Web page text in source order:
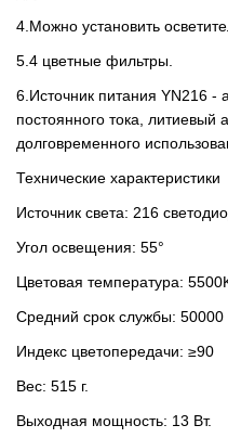
4.Можно установить
5.4 цветные фильтры.
6.Источник питания YN216 -
постоянного тока, литиевый
долговременного
Технические характеристики
Источник света: 216
Угол освещения: 55°
Цветовая температура:
Средний срок службы: 50000
Индекс цветопередачи: ≥90
Вес: 515 г.
Выходная мощность: 13 Вт.